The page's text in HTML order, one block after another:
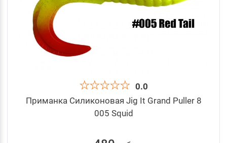
0.0
Приманка Силиконовая Jig It Grand Puller 8
005 Squid